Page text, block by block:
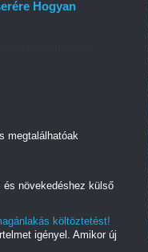
Hogyan
megtalálhatóak
és növekedéshez külső
költöztetést!
igényel. Amikor új